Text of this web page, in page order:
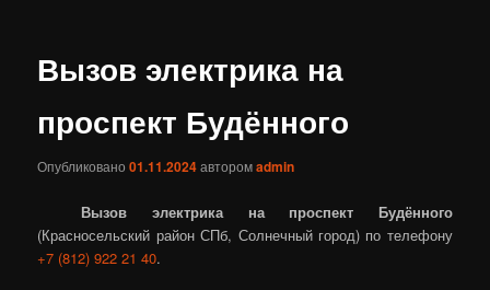
Вызов электрика на
проспект Будённого
Опубликовано01.11.2024авторомadmin
Вызов электрика на проспект Будённого
(Красносельский район СПб, Солнечный город) по телефону
+7 (812) 922 21 40.